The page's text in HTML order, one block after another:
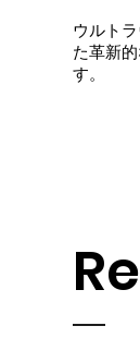
ウルト
た革新
す。